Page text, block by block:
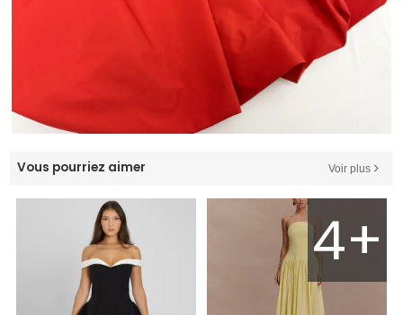
Vous pourriez aimer Voir plus
4+